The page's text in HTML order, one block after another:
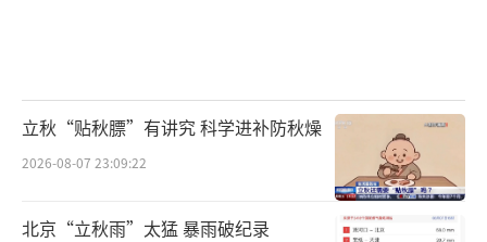
立秋“贴秋膘”有讲究 科学进补防秋燥
2026-08-07 23:09:22
北京“立秋雨”太猛 暴雨破纪录